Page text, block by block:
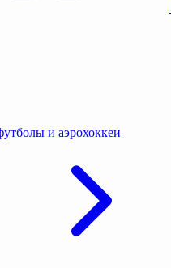
и аэрохоккеи